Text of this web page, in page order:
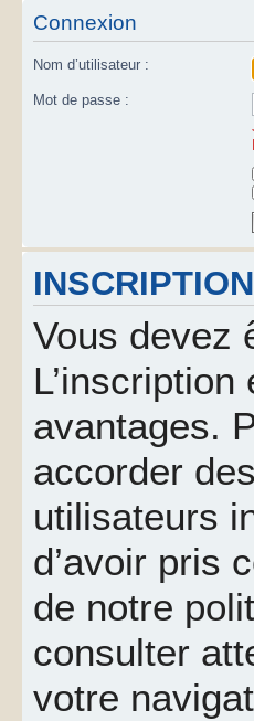
Connexion
Nom d’utilisateur :
Mot de passe :
INSCRIPTION
Vous devez
avantages.
accorder
utilisateurs
d’avoir pris
de notre
consulter
votre